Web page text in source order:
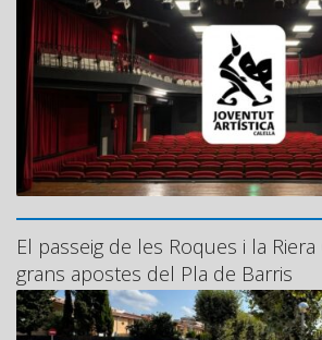
El passeig de les Roques i la
grans apostes del Pla de Barris